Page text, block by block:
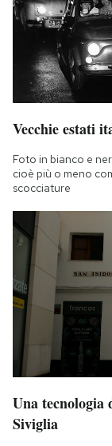
Vecchie estati
Foto in bianco e
cioè più o meno
scocciature
Una tecnologia
Siviglia